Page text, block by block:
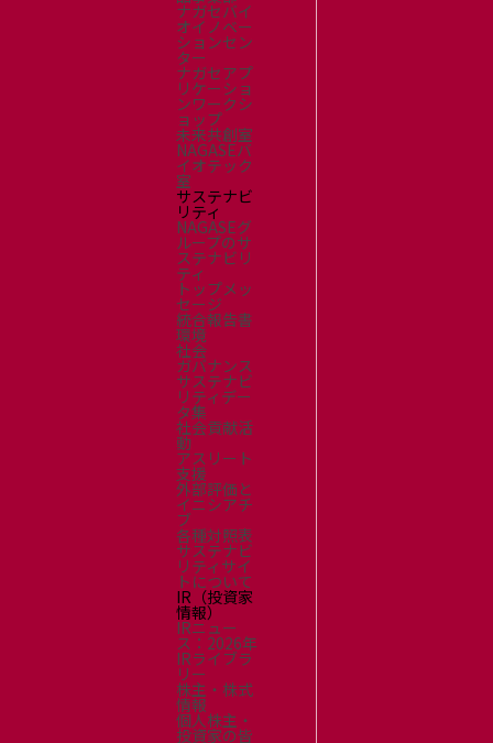
ナガセバイ
オイノベー
ションセン
ター
ナガセアプ
リケーショ
ンワークシ
ョップ
未来共創室
NAGASEバ
イオテック
室
サステナビ
リティ
NAGASEグ
ループのサ
ステナビリ
ティ
トップメッ
セージ
統合報告書
環境
社会
ガバナンス
サステナビ
リティデー
タ集
社会貢献活
動
アスリート
支援
外部評価と
イニシアチ
ブ
各種対照表
サステナビ
リティサイ
トについて
IR（投資家
情報）
IRニュー
ス：2026年
IRライブラ
リー
株主・株式
情報
個人株主・
投資家の皆